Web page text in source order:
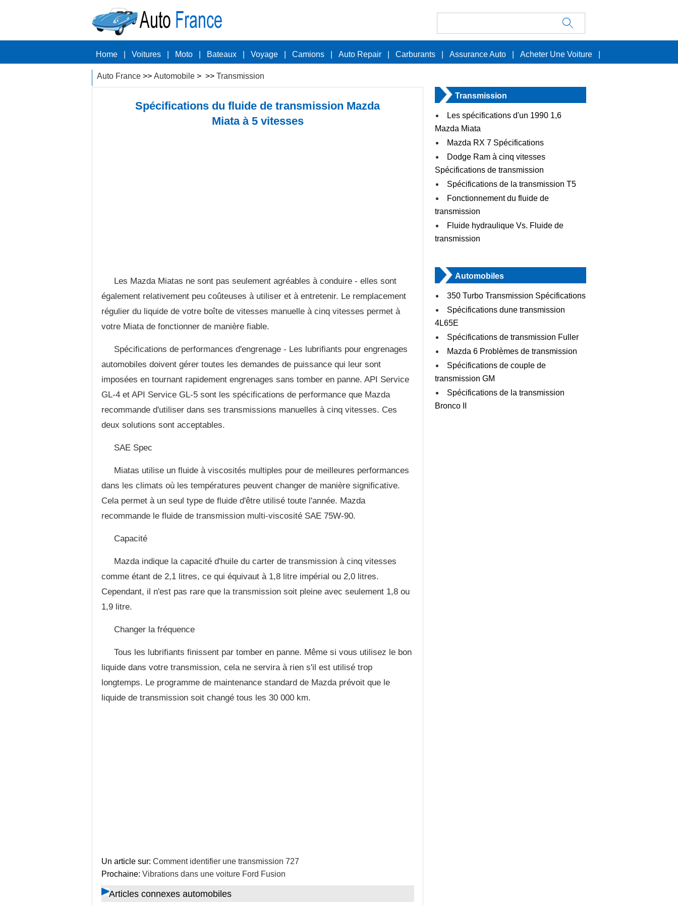
Home Voitures Moto Bateaux Voyage Camions Auto Repair Carburants Assurance Auto Acheter Une Voiture
Auto France >> Automobile > >> Transmission
Spécifications du fluide de transmission Mazda
Miata à 5 vitesses
Les Mazda Miatas ne sont pas seulement agréables à conduire - elles sont
également relativement peu coûteuses à utiliser et à entretenir. Le remplacement
régulier du liquide de votre boîte de vitesses manuelle à cinq vitesses permet à
votre Miata de fonctionner de manière fiable.
Spécifications de performances d'engrenage - Les lubrifiants pour engrenages
automobiles doivent gérer toutes les demandes de puissance qui leur sont
imposées en tournant rapidement engrenages sans tomber en panne. API Service
GL-4 et API Service GL-5 sont les spécifications de performance que Mazda
recommande d'utiliser dans ses transmissions manuelles à cinq vitesses. Ces
deux solutions sont acceptables.
SAE Spec
Miatas utilise un fluide à viscosités multiples pour de meilleures performances
dans les climats où les températures peuvent changer de manière significative.
Cela permet à un seul type de fluide d'être utilisé toute l'année. Mazda
recommande le fluide de transmission multi-viscosité SAE 75W-90.
Capacité
Mazda indique la capacité d'huile du carter de transmission à cinq vitesses
comme étant de 2,1 litres, ce qui équivaut à 1,8 litre impérial ou 2,0 litres.
Cependant, il n'est pas rare que la transmission soit pleine avec seulement 1,8 ou
1,9 litre.
Changer la fréquence
Tous les lubrifiants finissent par tomber en panne. Même si vous utilisez le bon
liquide dans votre transmission, cela ne servira à rien s'il est utilisé trop
longtemps. Le programme de maintenance standard de Mazda prévoit que le
liquide de transmission soit changé tous les 30 000 km.
Un article sur: Comment identifier une transmission 727
Prochaine: Vibrations dans une voiture Ford Fusion
Articles connexes automobiles
Transmission
Les spécifications d'un 1990 1,6
Mazda Miata
Mazda RX 7 Spécifications
Dodge Ram à cinq vitesses
Spécifications de transmission
Spécifications de la transmission T5
Fonctionnement du fluide de
transmission
Fluide hydraulique Vs. Fluide de
transmission
Automobiles
350 Turbo Transmission Spécifications
Spécifications dune transmission
4L65E
Spécifications de transmission Fuller
Mazda 6 Problèmes de transmission
Spécifications de couple de
transmission GM
Spécifications de la transmission
Bronco II